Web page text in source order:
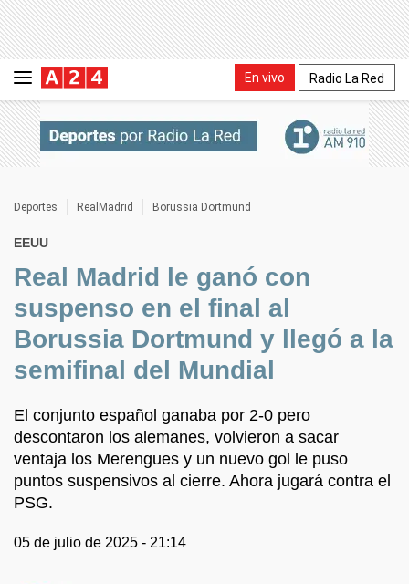
En vivo Radio La Red
Deportes RealMadrid Borussia Dortmund
EEUU
Real Madrid le ganó con
suspenso en el final al
Borussia Dortmund y llegó a la
semifinal del Mundial
El conjunto español ganaba por 2-0 pero
descontaron los alemanes, volvieron a sacar
ventaja los Merengues y un nuevo gol le puso
puntos suspensivos al cierre. Ahora jugará contra el
PSG.
05 de julio de 2025 - 21:14